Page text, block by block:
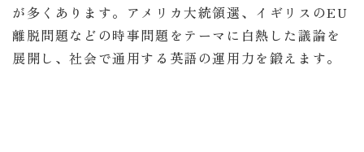
が多くあります。アメリカ大統領選、イギリスのEU
離脱問題などの時事問題をテーマに白熱した議論を
展開し、社会で通用する英語の運用力を鍛えます。